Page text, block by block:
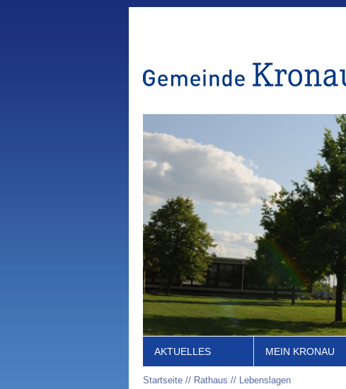
AKTUELLES MEIN KRONAU
Startseite Rathaus Lebenslagen